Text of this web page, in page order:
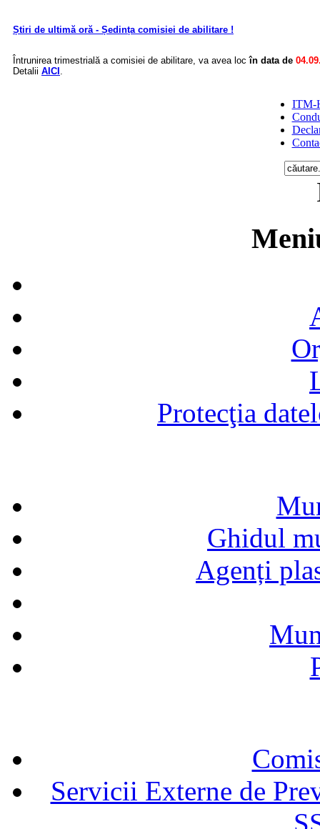
Știri de ultimă oră - Ședința comisiei de abilitare !
Întrunirea trimestrială a comisiei de abilitare, va avea loc în data de
Detalii AICI .
ITM-
Protecţia
Ghidul
Agenți
Servicii Externe de